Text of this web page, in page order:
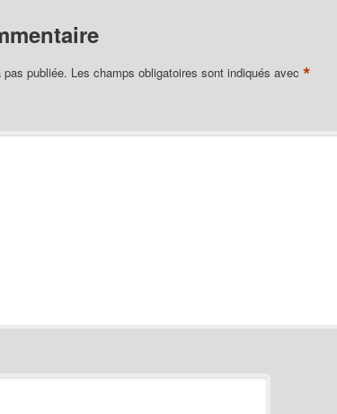
publiée. Les champs obligatoires sont indiqués avec *